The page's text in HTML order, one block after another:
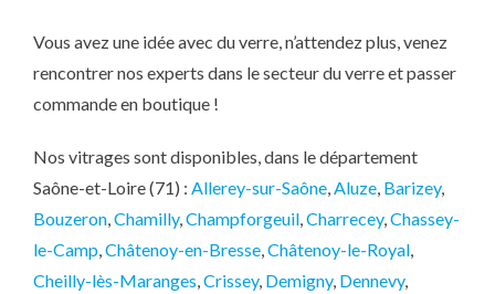
Vous avez une idée avec du verre, n’attendez plus, venez
rencontrer nos experts dans le secteur du verre et passer
commande en boutique !
Nos vitrages sont disponibles, dans le département
Saône-et-Loire (71) : Allerey-sur-Saône, Aluze, Barizey,
Bouzeron, Chamilly, Champforgeuil, Charrecey, Chassey-
le-Camp, Châtenoy-en-Bresse, Châtenoy-le-Royal,
Cheilly-lès-Maranges Crissey, Demigny, Dennevy,